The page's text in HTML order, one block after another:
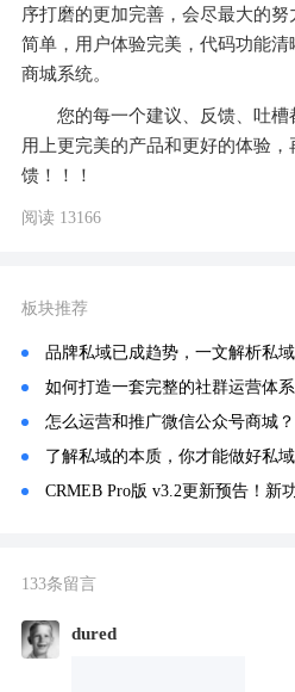
序打磨的更加完善，会尽最大的
简单，用户体验完美，代码功能
商城系统。
您的每一个建议、反馈、吐
用上更完美的产品和更好的体验，
馈！！！
阅读 13166
板块推荐
品牌私域已成趋势，一文解析私
如何打造一套完整的社群运营体系
怎么运营和推广微信公众号商城？
了解私域的本质，你才能做好私
CRMEB Pro版 v3.2更新预告！新
133条留言
dured